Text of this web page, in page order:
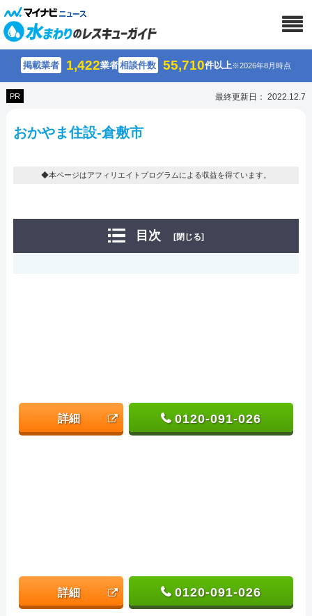
掲載業者 1,422業者相談件数 55,710件以上※2026年8月時点
PR 最終更新日： 2022.12.7
おかやま住設-倉敷市
◆本ページはアフィリエイトプログラムによる収益を得ています。
目次 [閉じる]
詳細 0120-091-026
詳細 0120-091-026